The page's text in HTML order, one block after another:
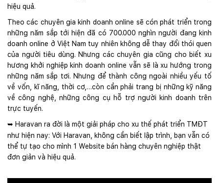
hiệu quả.
Theo các chuyên gia kinh doanh online sẽ cón phát triển trong
những năm sắp tới hiện đã có 700.000 nghìn người đang kinh
doanh online ở Việt Nam tuy nhiên không dễ thay đổi thói quen
của người tiêu dùng. Nhưng các chuyên gia cũng cho biết xu
hương khởi nghiệp kinh doanh online vẫn sẽ là xu hướng trong
những năm sắp tơi. Nhưng để thành công ngoài nhiều yếu tố
về vốn, kĩ năng, thời cơ,…còn cần phải trang bị những kỹ năng
về công nghệ, những công cụ hỗ trợ người kinh doanh trên
trực tuyến.
➥ Haravan ra đời là một giải pháp cho xu thế phát triển TMĐT
như hiện nay: Với Haravan, không cần biết lập trình, bạn vẫn có
thể tự tạo cho mình 1 Website bán hàng chuyên nghiệp thật
đơn giản và hiệu quả.